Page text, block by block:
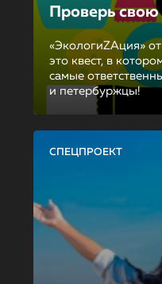
Проверь свою
«ЭкологиZAция»
это квест, в
самые
и петербуржцы!
СПЕЦПРОЕКТ